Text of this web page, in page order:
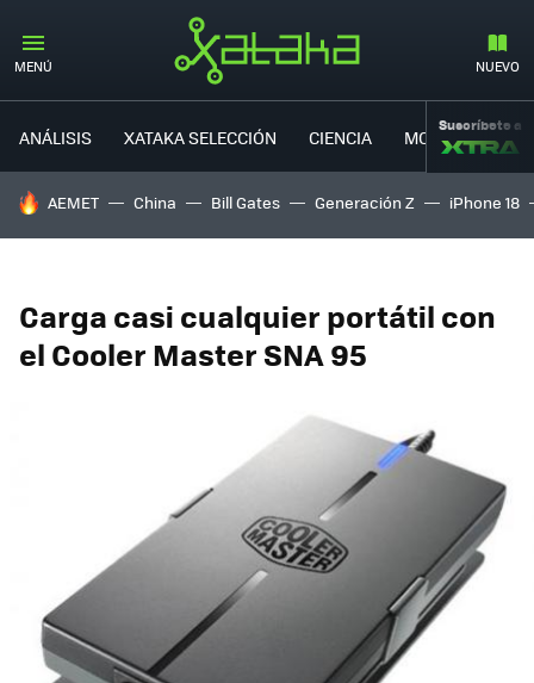
MENÚ NUEVO
ANÁLISIS XATAKA SELECCIÓN CIENCIA MOVILIDAD
Suscríbete a
HOY SE HABLA DE
AEMET China Bill Gates Generación Z iPhone 18
Carga casi cualquier portátil con
el Cooler Master SNA 95